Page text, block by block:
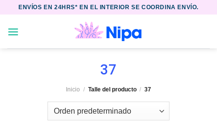
content
ENVÍOS EN 24HRS* EN EL INTERIOR SE COORDINA ENVÍO.
37
Inicio / Talle del producto / 37